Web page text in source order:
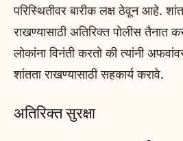
परिस्थितीवर बारीक लक्ष ठेवून आहे.
राखण्यासाठी अतिरिक्त पोलीस
लोकांना विनंती करतो की त्यांनी
शांतता राखण्यासाठी सहकार्य करावे.
अतिरिक्त सुरक्षा